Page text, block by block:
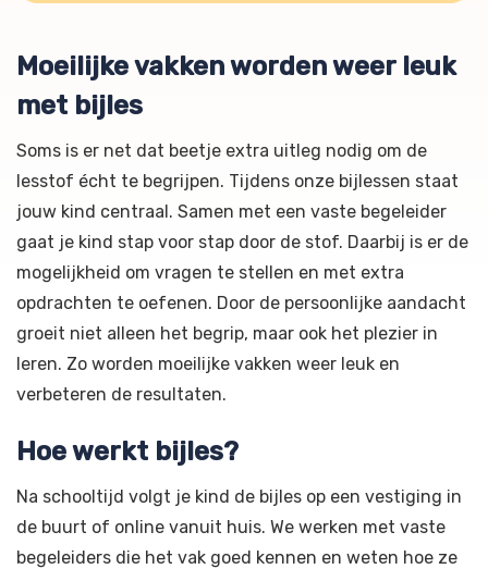
Moeilijke vakken worden weer leuk
met bijles
Soms is er net dat beetje extra uitleg nodig om de
lesstof écht te begrijpen. Tijdens onze bijlessen staat
jouw kind centraal. Samen met een vaste begeleider
gaat je kind stap voor stap door de stof. Daarbij is er de
mogelijkheid om vragen te stellen en met extra
opdrachten te oefenen. Door de persoonlijke aandacht
groeit niet alleen het begrip, maar ook het plezier in
leren. Zo worden moeilijke vakken weer leuk en
verbeteren de resultaten.
Hoe werkt bijles?
Na schooltijd volgt je kind de bijles op een vestiging in
de buurt of online vanuit huis. We werken met vaste
begeleiders die het vak goed kennen en weten hoe ze